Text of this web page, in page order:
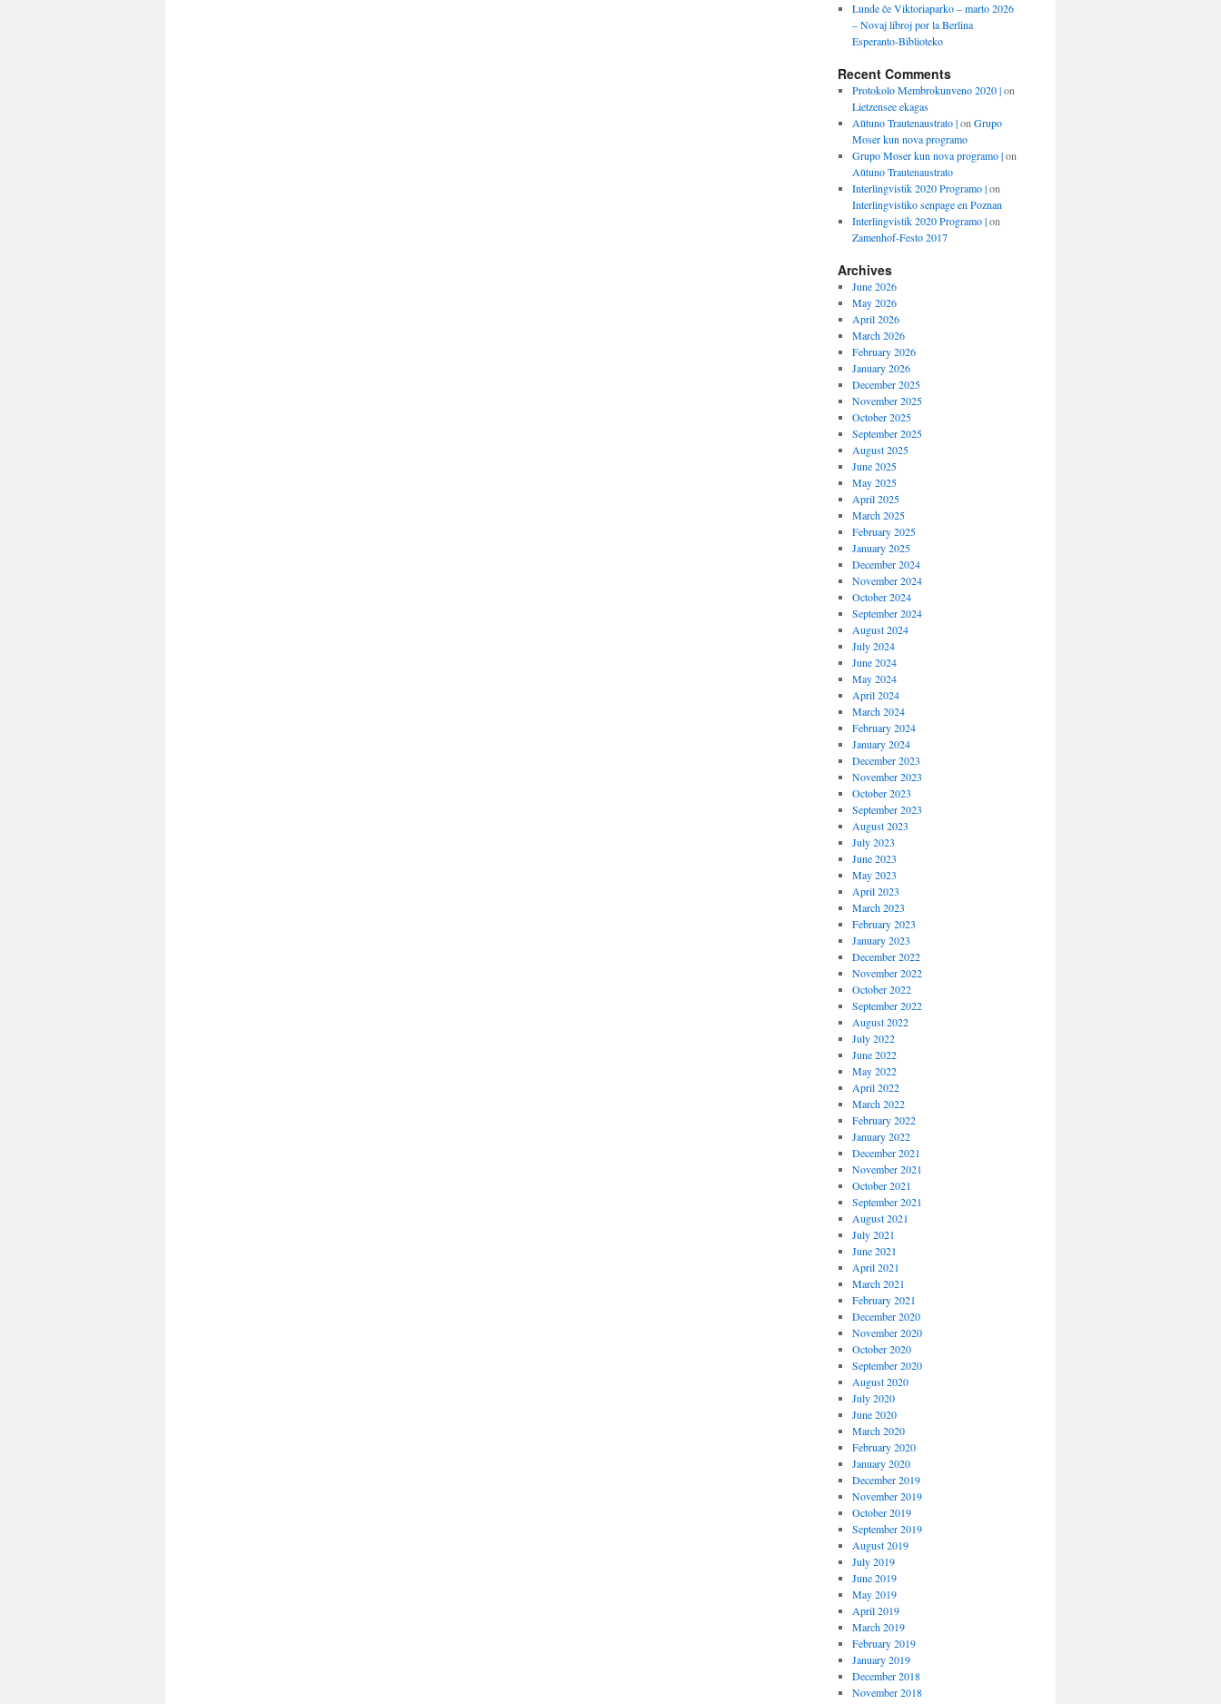
Lunde ĉe Viktoriaparko – marto 2026
– Novaj libroj por la Berlina
Esperanto-Biblioteko
Recent Comments
Protokolo Membrokunveno 2020 |on
Lietzensee ekagas
Aŭtuno Trautenaustrato |on Grupo
Moser kun nova programo
Grupo Moser kun nova programo |on
Aŭtuno Trautenaustrato
Interlingvistik 2020 Programo |on
Interlingvistiko senpage en Poznan
Interlingvistik 2020 Programo |on
Zamenhof-Festo 2017
Archives
June 2026
May 2026
April 2026
March 2026
February 2026
January 2026
December 2025
November 2025
October 2025
September 2025
August 2025
June 2025
May 2025
April 2025
March 2025
February 2025
January 2025
December 2024
November 2024
October 2024
September 2024
August 2024
July 2024
June 2024
May 2024
April 2024
March 2024
February 2024
January 2024
December 2023
November 2023
October 2023
September 2023
August 2023
July 2023
June 2023
May 2023
April 2023
March 2023
February 2023
January 2023
December 2022
November 2022
October 2022
September 2022
August 2022
July 2022
June 2022
May 2022
April 2022
March 2022
February 2022
January 2022
December 2021
November 2021
October 2021
September 2021
August 2021
July 2021
June 2021
April 2021
March 2021
February 2021
December 2020
November 2020
October 2020
September 2020
August 2020
July 2020
June 2020
March 2020
February 2020
January 2020
December 2019
November 2019
October 2019
September 2019
August 2019
July 2019
June 2019
May 2019
April 2019
March 2019
February 2019
January 2019
December 2018
November 2018